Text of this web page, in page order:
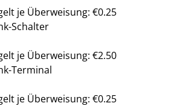
je Überweisung: €0.25
Schalter
je Überweisung: €2.50
Terminal
je Überweisung: €0.25